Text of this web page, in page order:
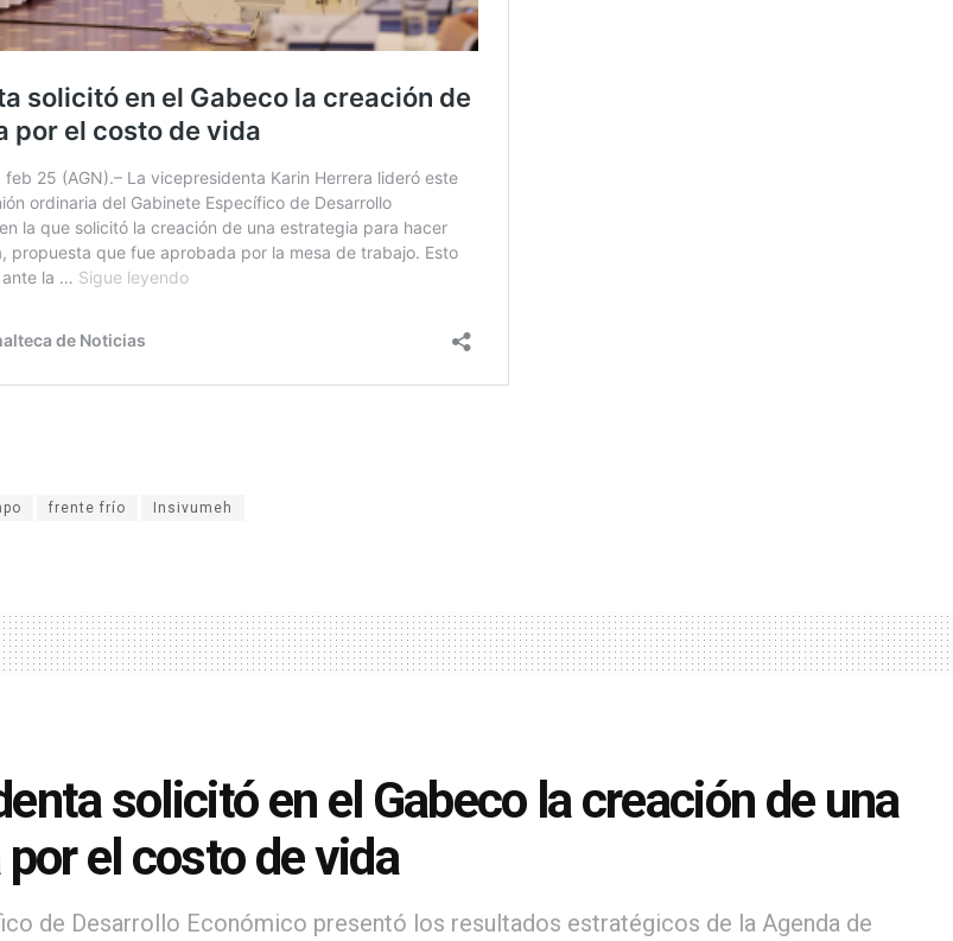
frente frío Insivumeh
solicitó en el Gabeco la creación de una
el costo de vida
de Desarrollo Económico presentó los resultados estratégicos de la Agenda de